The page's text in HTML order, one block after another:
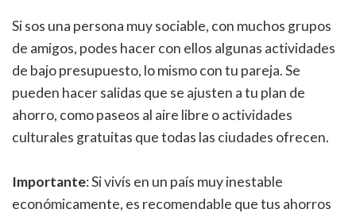
Si sos una persona muy sociable, con muchos grupos
de amigos, podes hacer con ellos algunas actividades
de bajo presupuesto, lo mismo con tu pareja. Se
pueden hacer salidas que se ajusten a tu plan de
ahorro, como paseos al aire libre o actividades
culturales gratuitas que todas las ciudades ofrecen.
Importante: Si vivís en un país muy inestable
económicamente, es recomendable que tus ahorros